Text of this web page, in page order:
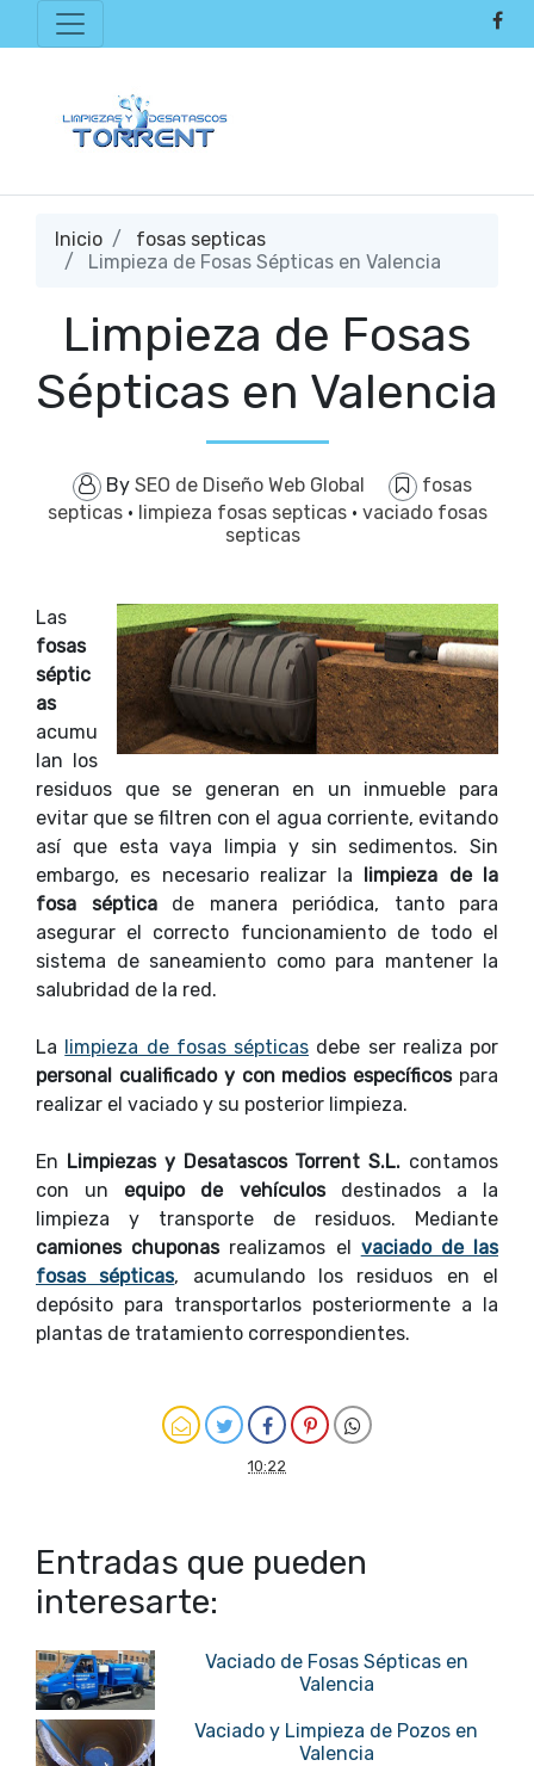
Inicio
fosas septicas
Limpieza de Fosas Sépticas en Valencia
Limpieza de Fosas
Sépticas en Valencia
By SEO de Diseño Web Global
fosas
septicas · limpieza fosas septicas · vaciado fosas
septicas
Las
fosas
séptic
as
acumu
lan los
residuos que se generan en un inmueble para
evitar que se filtren con el agua corriente, evitando
así que esta vaya limpia y sin sedimentos. Sin
embargo, es necesario realizar la limpieza de la
fosa séptica de manera periódica, tanto para
asegurar el correcto funcionamiento de todo el
sistema de saneamiento como para mantener la
salubridad de la red.
La limpieza de fosas sépticas debe ser realiza por
personal cualificado y con medios específicospara
realizar el vaciado y su posterior limpieza.
En Limpiezas y Desatascos Torrent S.L. contamos
con un equipo de vehículosdestinados a la
limpieza y transporte de residuos. Mediante
camiones chuponasrealizamos el vaciado de las
fosas sépticas, acumulando los residuos en el
depósito para transportarlos posteriormente a la
plantas de tratamiento correspondientes.
10:22
Entradas que pueden
interesarte:
Vaciado de Fosas Sépticas en
Valencia
Vaciado y Limpieza de Pozos en
Valencia